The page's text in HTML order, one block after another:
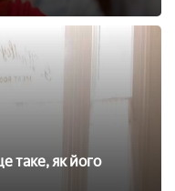
таке, як його